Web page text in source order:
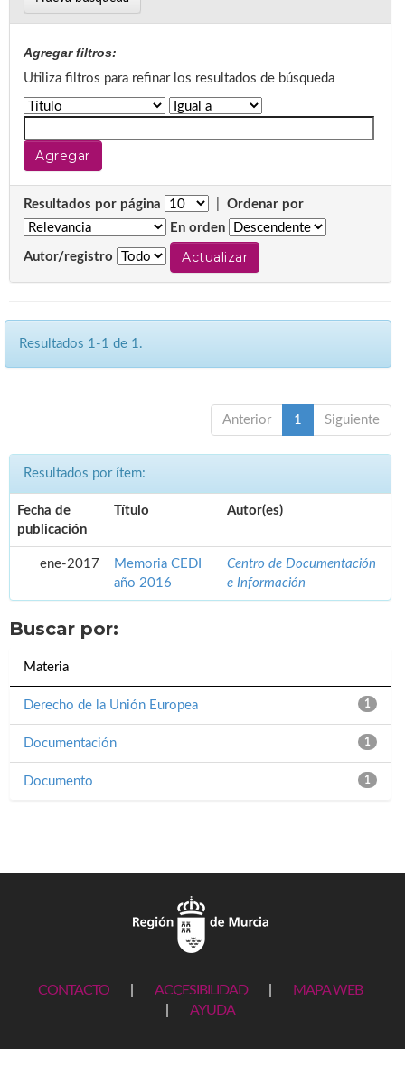
Agregar filtros:
Utiliza filtros para refinar los resultados de búsqueda
Resultados por página
Ordenar por
En orden
Autor/registro
Resultados 1-1 de 1.
Anterior 1 Siguiente
Resultados por ítem:
Fecha de
publicación
Título Autor(es)
ene-2017
Memoria CEDI
año 2016
Centro de Documentación
e Información
Buscar por:
Materia
1
Derecho de la Unión Europea
1
Documentación
1
Documento
CONTACTO ACCESIBILIDAD
MAPA WEB
AYUDA